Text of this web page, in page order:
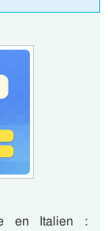
en Italien :